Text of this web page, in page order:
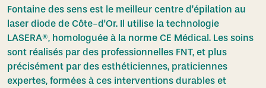
Fontaine des sens est le meilleur centre d’épilation au
laser diode de Côte-d'Or. Il utilise la technologie
LASERA®, homologuée à la norme CE Médical. Les soins
sont réalisés par des professionnelles FNT, et plus
précisément par des esthéticiennes, praticiennes
expertes, formées à ces interventions durables et